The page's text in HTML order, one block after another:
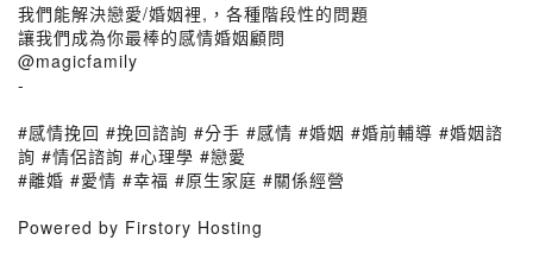
我們能解決戀愛/婚姻裡,，各種階段性的問題
讓我們成為你最棒的感情婚姻顧問
@magicfamily
-
#感情挽回 #挽回諮詢 #分手 #感情 #婚姻 #婚前輔導 #婚姻諮
詢 #情侶諮詢 #心理學 #戀愛
#離婚 #愛情 #幸福 #原生家庭 #關係經營
Powered by Firstory Hosting